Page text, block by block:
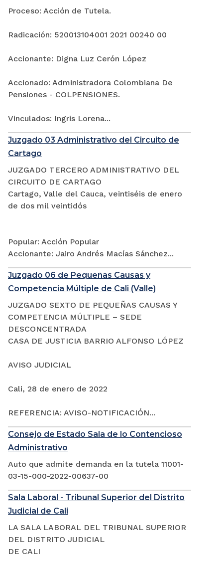
Proceso: Acción de Tutela.
Radicación: 520013104001 2021 00240 00
Accionante: Digna Luz Cerón López
Accionado: Administradora Colombiana De
Pensiones - COLPENSIONES.
Vinculados: Ingris Lorena...
Juzgado 03 Administrativo del Circuito de
Cartago
JUZGADO TERCERO ADMINISTRATIVO DEL
CIRCUITO DE CARTAGO
Cartago, Valle del Cauca, veintiséis de enero
de dos mil veintidós
Popular: Acción Popular
Accionante: Jairo Andrés Macías Sánchez...
Juzgado 06 de Pequeñas Causas y
Competencia Múltiple de Cali (Valle)
JUZGADO SEXTO DE PEQUEÑAS CAUSAS Y
COMPETENCIA MÚLTIPLE – SEDE
DESCONCENTRADA
CASA DE JUSTICIA BARRIO ALFONSO LÓPEZ
AVISO JUDICIAL
Cali, 28 de enero de 2022
REFERENCIA: AVISO-NOTIFICACIÓN...
Consejo de Estado Sala de lo Contencioso
Administrativo
Auto que admite demanda en la tutela 11001-
03-15-000-2022-00637-00
Sala Laboral - Tribunal Superior del Distrito
Judicial de Cali
LA SALA LABORAL DEL TRIBUNAL SUPERIOR
DEL DISTRITO JUDICIAL
DE CALI